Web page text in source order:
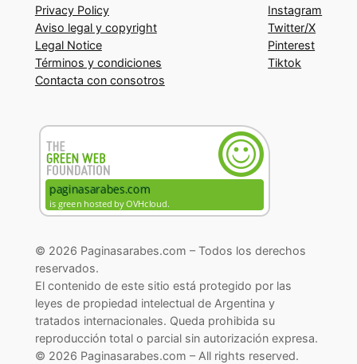
Privacy Policy
Aviso legal y copyright
Legal Notice
Términos y condiciones
Contacta con consotros
Instagram
Twitter/X
Pinterest
Tiktok
© 2026 Paginasarabes.com – Todos los derechos
reservados.
El contenido de este sitio está protegido por las
leyes de propiedad intelectual de Argentina y
tratados internacionales. Queda prohibida su
reproducción total o parcial sin autorización expresa.
© 2026 Paginasarabes.com – All rights reserved.